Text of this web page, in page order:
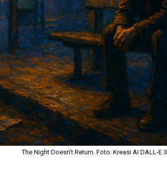
The Night Doesn’t Return. Foto: Kreasi AI DALL-E 3